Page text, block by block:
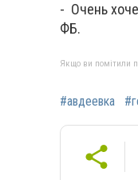
- Очень
ФБ.
Якщо ви помітили
#авдеевка